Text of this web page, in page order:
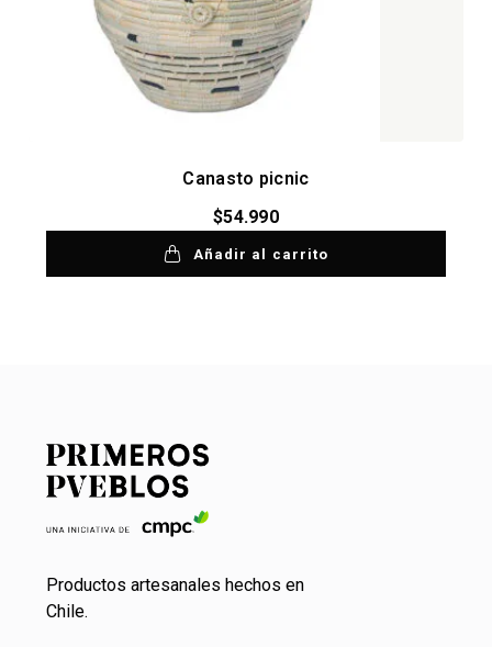
Canasto picnic
$54.990
Añadir al carrito
Productos artesanales hechos en
Chile.